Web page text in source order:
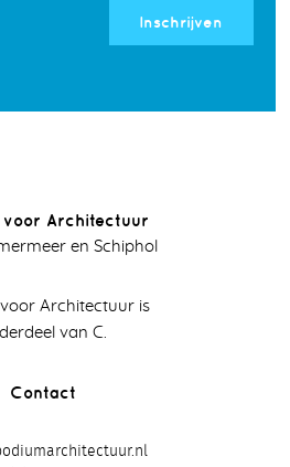
Inschrijven
voor Architectuur
en Schiphol
Architectuur is
van C.
Contact